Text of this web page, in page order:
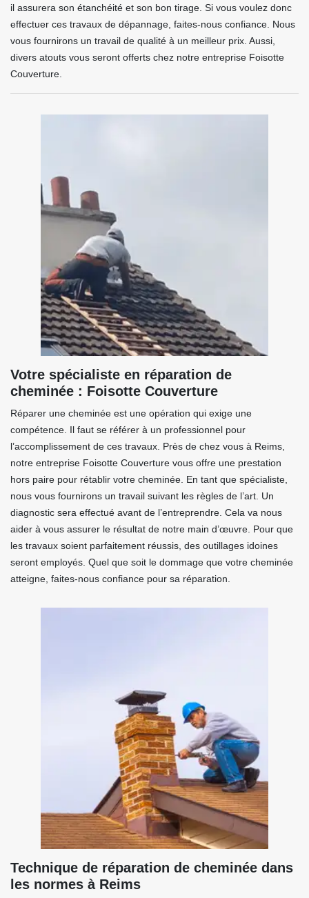
il assurera son étanchéité et son bon tirage. Si vous voulez donc
effectuer ces travaux de dépannage, faites-nous confiance. Nous
vous fournirons un travail de qualité à un meilleur prix. Aussi,
divers atouts vous seront offerts chez notre entreprise Foisotte
Couverture.
Votre spécialiste en réparation de
cheminée : Foisotte Couverture
Réparer une cheminée est une opération qui exige une
compétence. Il faut se référer à un professionnel pour
l’accomplissement de ces travaux. Près de chez vous à Reims,
notre entreprise Foisotte Couverture vous offre une prestation
hors paire pour rétablir votre cheminée. En tant que spécialiste,
nous vous fournirons un travail suivant les règles de l’art. Un
diagnostic sera effectué avant de l’entreprendre. Cela va nous
aider à vous assurer le résultat de notre main d’œuvre. Pour que
les travaux soient parfaitement réussis, des outillages idoines
seront employés. Quel que soit le dommage que votre cheminée
atteigne, faites-nous confiance pour sa réparation.
Technique de réparation de cheminée dans
les normes à Reims